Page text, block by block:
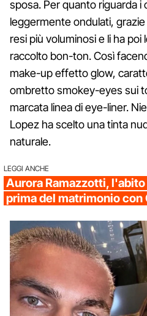
sposa. Per quanto riguarda i
leggermente ondulati,
resi più voluminosi e li ha poi
raccolto bon-ton. Così
make-up effetto glow,
ombretto smokey-eyes sui
marcata linea di eye-liner.
Lopez ha scelto una tinta
naturale.
LEGGI ANCHE
Aurora Ramazzotti,
prima del matrimonio con